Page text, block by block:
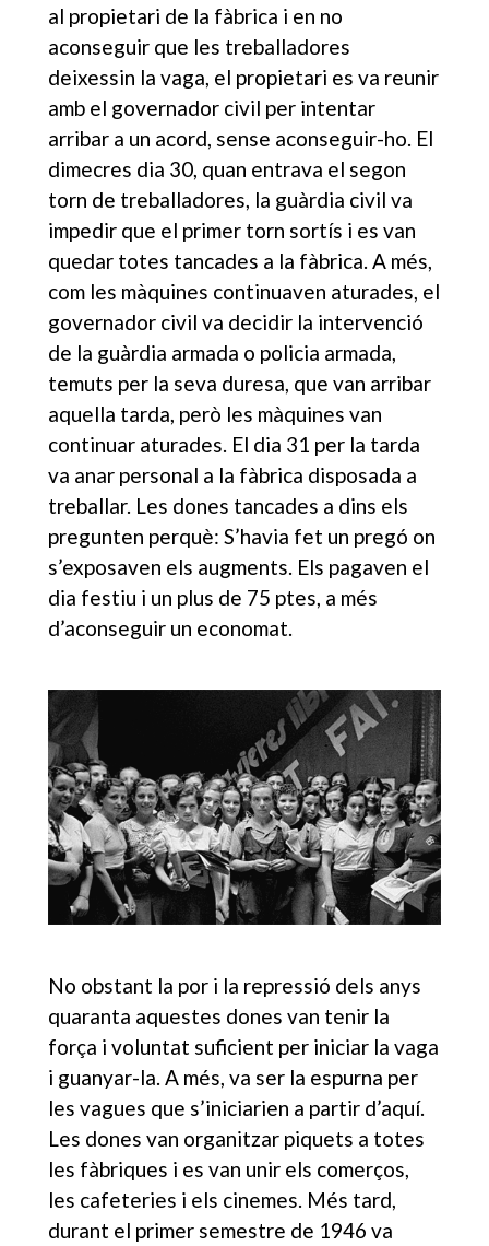
al propietari de la fàbrica i en no
aconseguir que les treballadores
deixessin la vaga, el propietari es va reunir
amb el governador civil per intentar
arribar a un acord, sense aconseguir-ho. El
dimecres dia 30, quan entrava el segon
torn de treballadores, la guàrdia civil va
impedir que el primer torn sortís i es van
quedar totes tancades a la fàbrica. A més,
com les màquines continuaven aturades, el
governador civil va decidir la intervenció
de la guàrdia armada o policia armada,
temuts per la seva duresa, que van arribar
aquella tarda, però les màquines van
continuar aturades. El dia 31 per la tarda
va anar personal a la fàbrica disposada a
treballar. Les dones tancades a dins els
pregunten perquè: S’havia fet un pregó on
s’exposaven els augments. Els pagaven el
dia festiu i un plus de 75 ptes, a més
d’aconseguir un economat.
No obstant la por i la repressió dels anys
quaranta aquestes dones van tenir la
força i voluntat suficient per iniciar la vaga
i guanyar-la. A més, va ser la espurna per
les vagues que s’iniciarien a partir d’aquí.
Les dones van organitzar piquets a totes
les fàbriques i es van unir els comerços,
les cafeteries i els cinemes. Més tard,
durant el primer semestre de 1946 va